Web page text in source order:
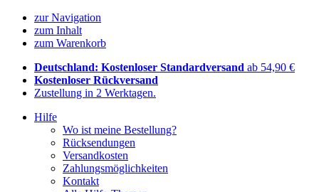
zur Navigation
zum Inhalt
zum Warenkorb
Deutschland: Kostenloser Standardversand ab 54,90 €
Kostenloser Rückversand
Zustellung in 2 Werktagen.
Hilfe
Wo ist meine Bestellung?
Rücksendungen
Versandkosten
Zahlungsmöglichkeiten
Kontakt